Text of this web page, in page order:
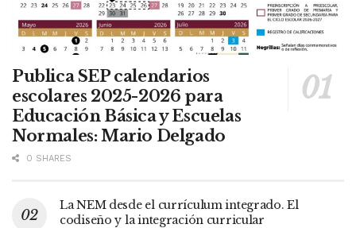
Publica SEP calendarios
escolares 2025-2026 para
Educación Básica y Escuelas
Normales: Mario Delgado
0 SHARES
La NEM desde el currículum integrado. El
codiseño y la integración curricular